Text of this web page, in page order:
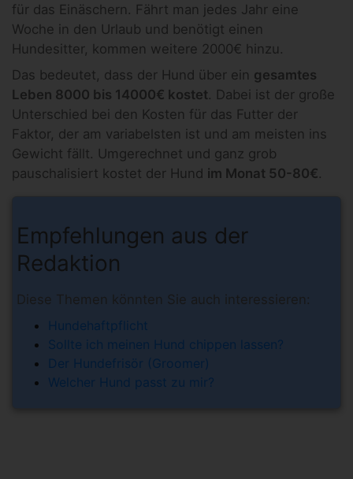
für das Einäschern. Fährt man jedes Jahr eine
Woche in den Urlaub und benötigt einen
Hundesitter, kommen weitere 2000€ hinzu.
Das bedeutet, dass der Hund über ein gesamtes
Leben 8000 bis 14000€ kostet. Dabei ist der große
Unterschied bei den Kosten für das Futter der
Faktor, der am variabelsten ist und am meisten ins
Gewicht fällt. Umgerechnet und ganz grob
pauschalisiert kostet der Hund im Monat 50-80€.
Empfehlungen aus der
Redaktion
Diese Themen könnten Sie auch interessieren:
Hundehaftpflicht
Sollte ich meinen Hund chippen lassen?
Der Hundefrisör (Groomer)
Welcher Hund passt zu mir?